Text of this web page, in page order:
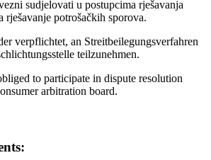
sudjelovati u postupcima rješavanja
rješavanje potrošačkih sporova.
verpflichtet, an Streitbeilegungsverfahren
teilzunehmen.
to participate in dispute resolution
arbitration board.